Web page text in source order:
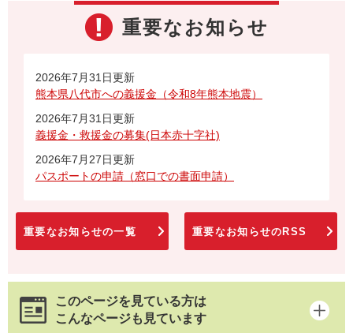
重要なお知らせ
2026年7月31日更新
熊本県八代市への義援金（令和8年熊本地震）
2026年7月31日更新
義援金・救援金の募集(日本赤十字社)
2026年7月27日更新
パスポートの申請（窓口での書面申請）
重要なお知らせの一覧 重要なお知らせのRSS
このページを見ている方は
こんなページも見ています